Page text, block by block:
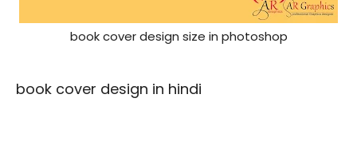
book cover design size in photoshop
book cover design in hindi